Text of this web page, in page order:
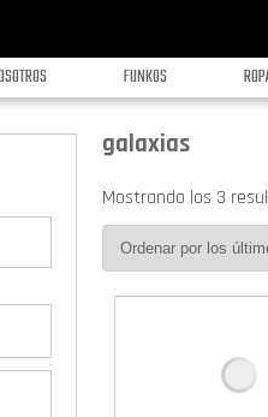
FUNKOS
galaxias
Mostrando los 3